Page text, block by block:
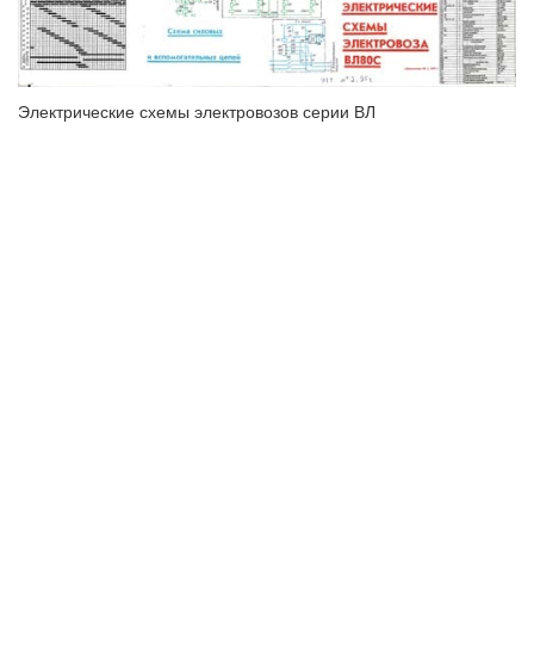
Электрические схемы электровозов серии ВЛ